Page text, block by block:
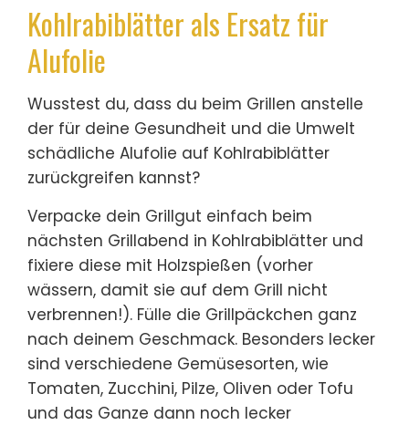
Kohlrabiblätter als Ersatz für
Alufolie
Wusstest du, dass du beim Grillen anstelle
der für deine Gesundheit und die Umwelt
schädliche Alufolie auf Kohlrabiblätter
zurückgreifen kannst?
Verpacke dein Grillgut einfach beim
nächsten Grillabend in Kohlrabiblätter und
fixiere diese mit Holzspießen (vorher
wässern, damit sie auf dem Grill nicht
verbrennen!). Fülle die Grillpäckchen ganz
nach deinem Geschmack. Besonders lecker
sind verschiedene Gemüsesorten, wie
Tomaten, Zucchini, Pilze, Oliven oder Tofu
und das Ganze dann noch lecker